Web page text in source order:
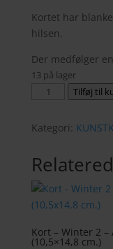
Kortet har
hilsen.
Der medfølger
13 på lager
Kort
Loose
1
-
A6
(10,5x14,8
antal
Tilføj til
Kategori:
Kort – Winter 2 –
(10,5×14,8 cm.)